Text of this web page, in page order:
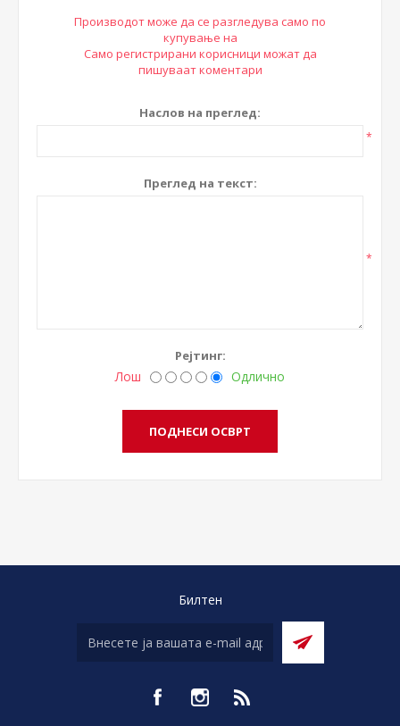
Производот може да се разгледува само по
купување на
Само регистрирани корисници можат да
пишуваат коментари
Наслов на преглед:
*
Преглед на текст:
*
Рејтинг:
Лош Одлично
Билтен